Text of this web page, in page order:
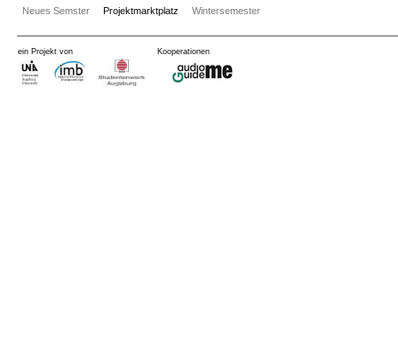
Neues Semster Projektmarktplatz Wintersemester
ein Projekt von Kooperationen